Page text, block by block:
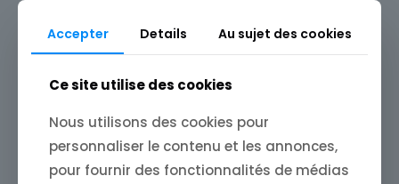
Documentation:Documentez votre code pour
Tests:Testez rigoureusement votre module avant
Protégez votre module contre les
vulnérabilités.
Accepter Details Au sujet des cookies
Ce site utilise des cookies
Nous utilisons des cookies pour
personnaliser le contenu et les annonces,
pour fournir des fonctionnalités de médias